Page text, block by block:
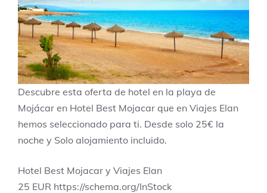
Descubre esta oferta de hotel en la playa de
Mojácar en Hotel Best Mojacar que en Viajes Elan
hemos seleccionado para ti. Desde solo 25€ la
noche y Solo alojamiento incluido.
Hotel Best Mojacar y Viajes Elan
25 EUR https://schema.org/InStock